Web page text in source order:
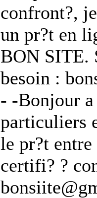
confront?,
un pr?t en
BON SITE.
besoin :
- -Bonjour
particuliers
le pr?t
certifi? ?